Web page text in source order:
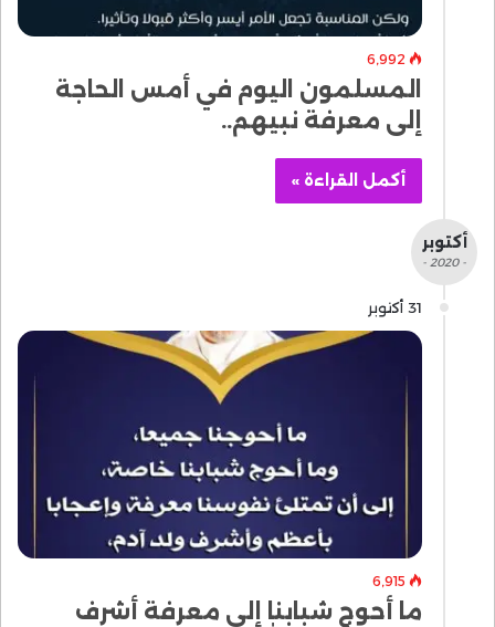
6٬992
المسلمون اليوم في أمس الحاجة
إلى معرفة نبيهم..
أكمل القراءة »
أكتوبر
- 2020 -
31 أكتوبر
6٬915
ما أحوج شبابنا إلى معرفة أشرف